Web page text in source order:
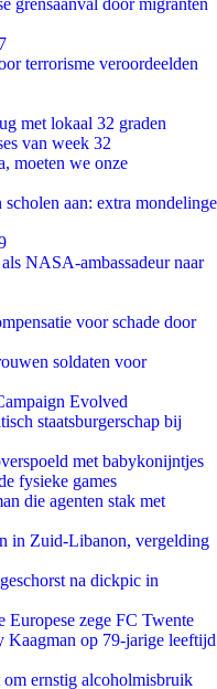
grensaanval door migranten
terrorisme veroordeelden
met lokaal 32 graden
van week 32
moeten we onze
aan: extra mondelinge
NASA-ambassadeur naar
voor schade door
soldaten voor
Evolved
staatsburgerschap bij
met babykonijntjes
fysieke games
die agenten stak met
in Zuid-Libanon, vergelding
na dickpic in
zege FC Twente
Kaagman op 79-jarige leeftijd
ernstig alcoholmisbruik